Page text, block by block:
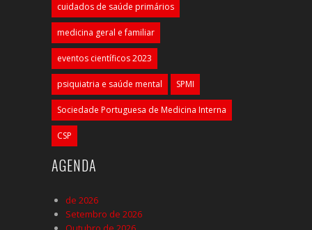
cuidados de saúde primários
medicina geral e familiar
eventos científicos 2023
psiquiatria e saúde mental SPMI
Sociedade Portuguesa de Medicina Interna
CSP
AGENDA
de 2026
Setembro de 2026